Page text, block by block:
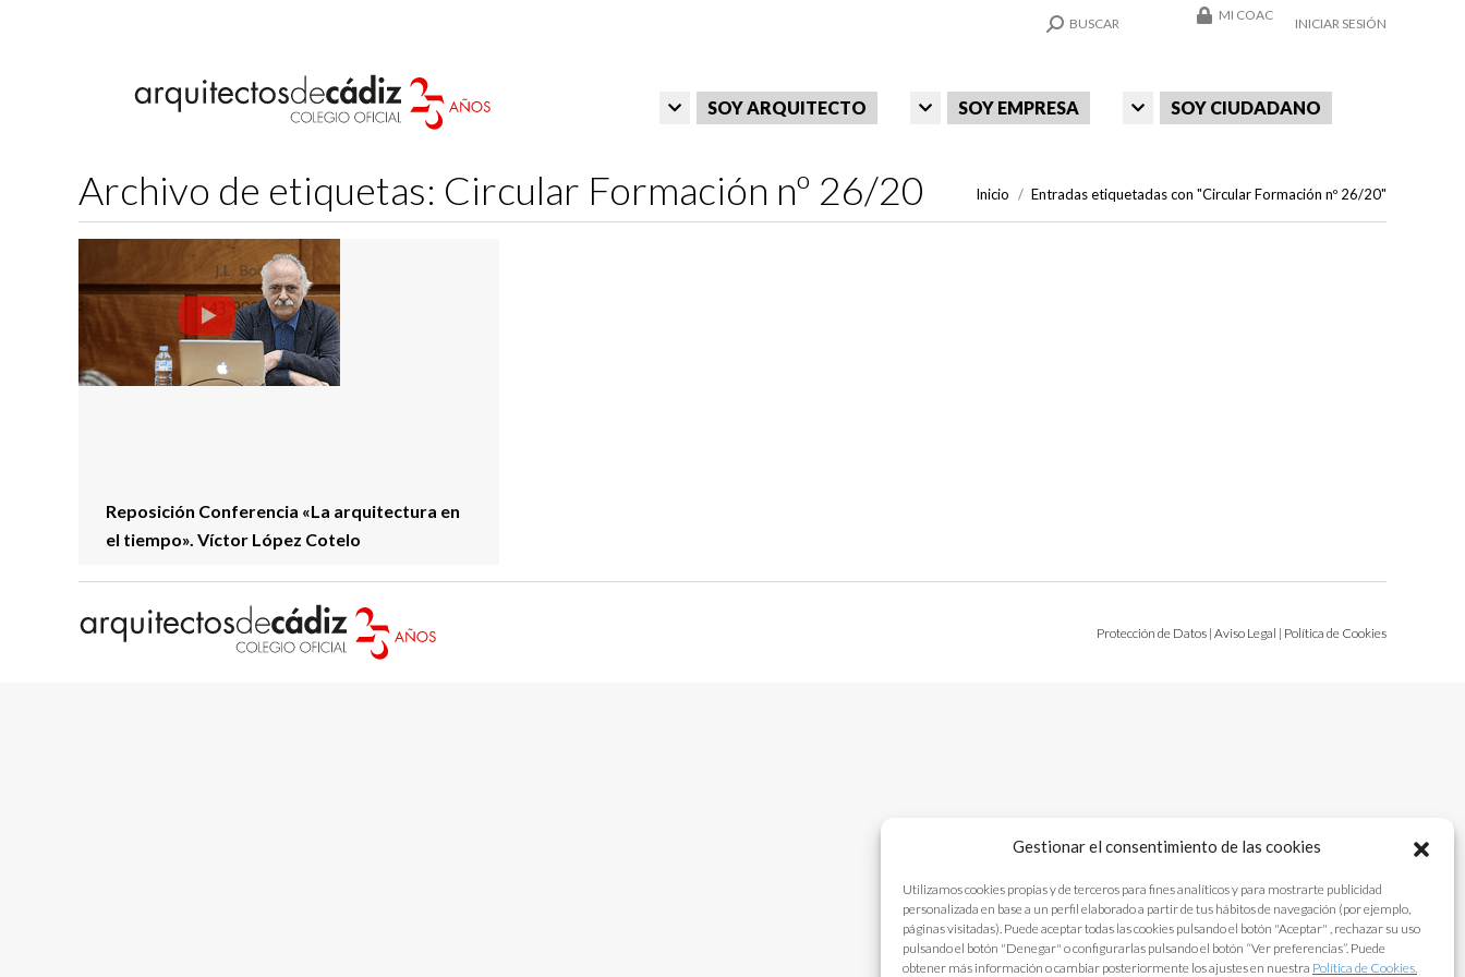
Gestionar el consentimiento de las cookies
Utilizamos cookies propias y de terceros para fines analíticos y para mostrarte publicidad
personalizada en base a un perfil elaborado a partir de tus hábitos de navegación (por ejemplo,
páginas visitadas). Puede aceptar todas las cookies pulsando el botón "Aceptar" , rechazar su uso
pulsando el botón "Denegar" o configurarlas pulsando el botón “Ver preferencias”. Puede
obtener más información o cambiar posteriormente los ajustes en nuestra Política de Cookies.
SEARCH:
BUSCAR
MI COAC
INICIAR SESIÓN
SOY ARQUITECTO SOY EMPRESA SOY CIUDADANO
Archivo de etiquetas: Circular Formación nº 26/20 Estás aquí:
Inicio Entradas etiquetadas con "Circular Formación nº 26/20"
Reposición Conferencia «La arquitectura en
el tiempo». Víctor López Cotelo
Protección de Datos | Aviso Legal | Política de Cookies